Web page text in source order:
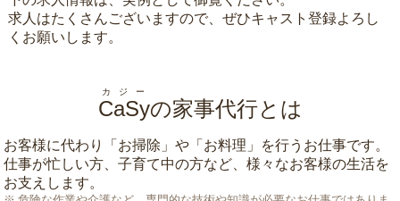
求人はたくさんございますので、ぜひキャスト登録よろし
くお願いします。
CaSy
カジー
の家事代行とは
お客様に代わり「 お掃除 」や「 お料理 」を行うお仕事です。
仕事が忙しい方、子育て中の方など、様々なお客様の生活を
お支えします。